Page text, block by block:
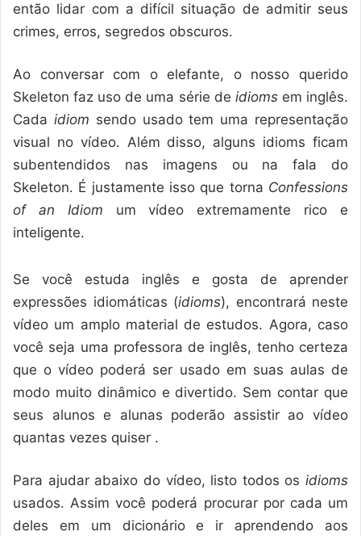
então lidar com a difícil situação de admitir seus
crimes, erros, segredos obscuros.
Ao conversar com o elefante, o nosso querido
Skeleton faz uso de uma série de idiomsem inglês.
Cada idiom sendo usado tem uma representação
visual no vídeo. Além disso, alguns idioms ficam
subentendidos nas imagens ou na fala do
Skeleton. É justamente isso que torna Confessions
of an Idiom um vídeo extremamente rico e
inteligente.
Se você estuda inglês e gosta de aprender
expressões idiomáticas (idioms), encontrará neste
vídeo um amplo material de estudos. Agora, caso
você seja uma professora de inglês, tenho certeza
que o vídeo poderá ser usado em suas aulas de
modo muito dinâmico e divertido. Sem contar que
seus alunos e alunas poderão assistir ao vídeo
quantas vezes quiser .
Para ajudar abaixo do vídeo, listo todos os idioms
usados. Assim você poderá procurar por cada um
deles em um dicionário e ir aprendendo aos